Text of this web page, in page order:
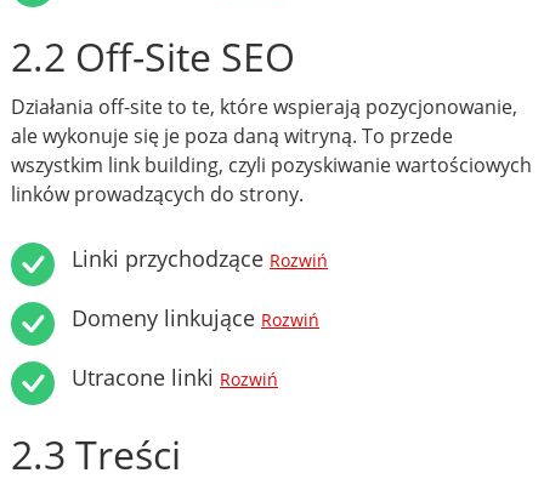
2.2 Off-Site SEO
Działania off-site to te, które wspierają pozycjonowanie,
ale wykonuje się je poza daną witryną. To przede
wszystkim link building, czyli pozyskiwanie wartościowych
linków prowadzących do strony.
Linki przychodzące Rozwiń
Domeny linkujące Rozwiń
Utracone linki Rozwiń
2.3 Treści